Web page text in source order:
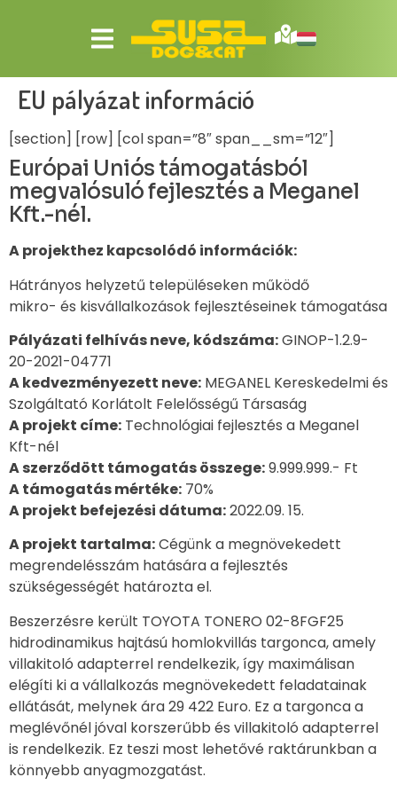
EU pályázat információ
[section] [row] [col span=”8″ span__sm=”12″]
Európai Uniós támogatásból
megvalósuló fejlesztés a Meganel
Kft.-nél.
A projekthez kapcsolódó információk:
Hátrányos helyzetű településeken működő
mikro- és kisvállalkozások fejlesztéseinek támogatása
Pályázati felhívás neve, kódszáma:GINOP-1.2.9-
20-2021-04771
A kedvezményezett neve: MEGANEL Kereskedelmi és
Szolgáltató Korlátolt Felelősségű Társaság
A projekt címe: Technológiai fejlesztés a Meganel
Kft-nél
A szerződött támogatás összege:9.999.999.- Ft
A támogatás mértéke: 70%
A projekt befejezési dátuma:2022.09. 15.
A projekt tartalma:Cégünk a megnövekedett
megrendelésszám hatására a fejlesztés
szükségességét határozta el.
Beszerzésre került TOYOTA TONERO 02-8FGF25
hidrodinamikus hajtású homlokvillás targonca, amely
villakitoló adapterrel rendelkezik, így maximálisan
elégíti ki a vállalkozás megnövekedett feladatainak
ellátását, melynek ára 29 422 Euro. Ez a targonca a
meglévőnél jóval korszerűbb és villakitoló adapterrel
is rendelkezik. Ez teszi most lehetővé raktárunkban a
könnyebb anyagmozgatást.